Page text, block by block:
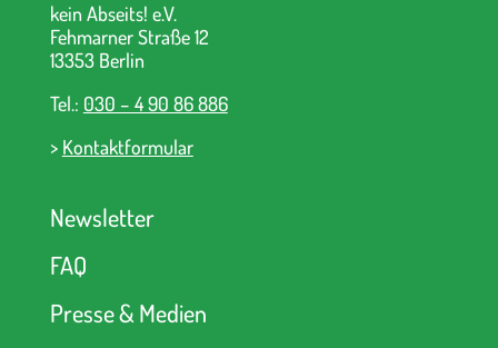
kein Abseits! e.V.
Fehmarner Straße 12
13353 Berlin
Tel.: 030 – 4 90 86 886
> Kontaktformular
Newsletter
FAQ
Presse & Medien